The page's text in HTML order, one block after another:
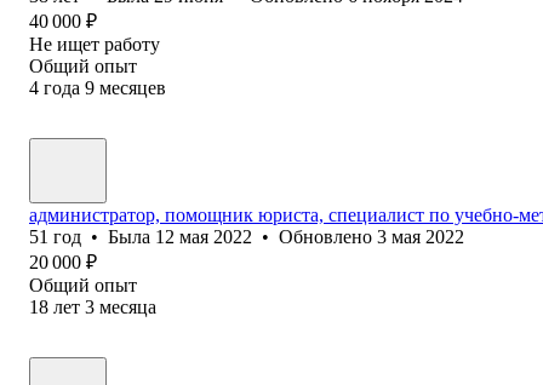
40 000 ₽
Не ищет работу
Общий опыт
4 года 9 месяцев
администратор, помощник юриста, специалист по учебно-
51 год • Была 12 мая 2022 • Обновлено 3 мая 2022
20 000 ₽
Общий опыт
18 лет 3 месяца